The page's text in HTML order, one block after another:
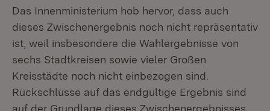
Das Innenministerium hob hervor, dass auch
dieses Zwischenergebnis noch nicht repräsentativ
ist, weil insbesondere die Wahlergebnisse von
sechs Stadtkreisen sowie vieler Großen
Kreisstädte noch nicht einbezogen sind.
Rückschlüsse auf das endgültige Ergebnis sind
auf der Grundlage dieses Zwischenergebnisses